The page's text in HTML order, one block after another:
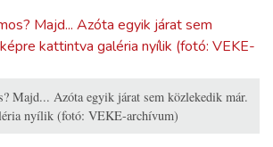
Majd... Azóta egyik járat sem közlekedik már.
nyílik (fotó: VEKE-archívum)